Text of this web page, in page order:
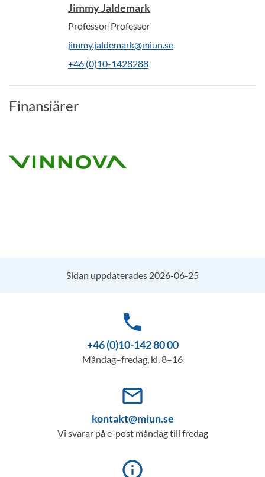
Jimmy Jaldemark
Professor|Professor
jimmy.jaldemark@miun.se
+46 (0)10-1428288
Finansiärer
Sidan uppdaterades 2026-06-25
phone
+46 (0)10-142 80 00
Måndag–fredag, kl. 8–16
mail_outline
kontakt@miun.se
Vi svarar på e-post måndag till fredag
info_outline